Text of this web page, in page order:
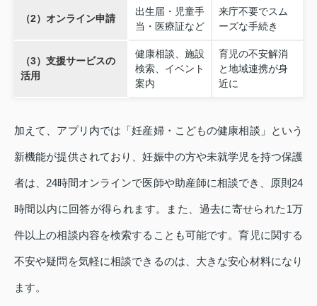
（2）オンライン申請
出生届・児童手
当・医療証など
来庁不要でスム
ーズな手続き
（3）支援サービスの
活用
健康相談、施設
検索、イベント
案内
育児の不安解消
と地域連携が身
近に
加えて、アプリ内では「妊産婦・こどもの健康相談」という
新機能が提供されており、妊娠中の方や未就学児を持つ保護
者は、24時間オンラインで医師や助産師に相談でき、原則24
時間以内に回答が得られます。また、過去に寄せられた1万
件以上の相談内容を検索することも可能です。育児に関する
不安や疑問を気軽に相談できるのは、大きな安心材料になり
ます。